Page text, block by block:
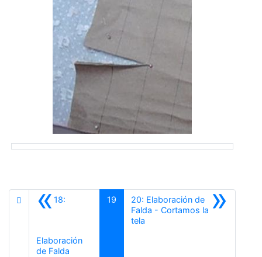
«18:
Elaboración
de Falda
19 »
20: Elaboración de
Falda - Cortamos la
telaSiguiente